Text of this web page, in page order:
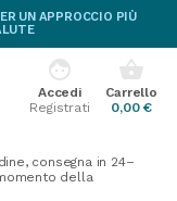
UN APPROCCIO PIÙ
shopping_basket
Carrello
0,00 €
face
Accedi
Registrati
consegna in 24–
della